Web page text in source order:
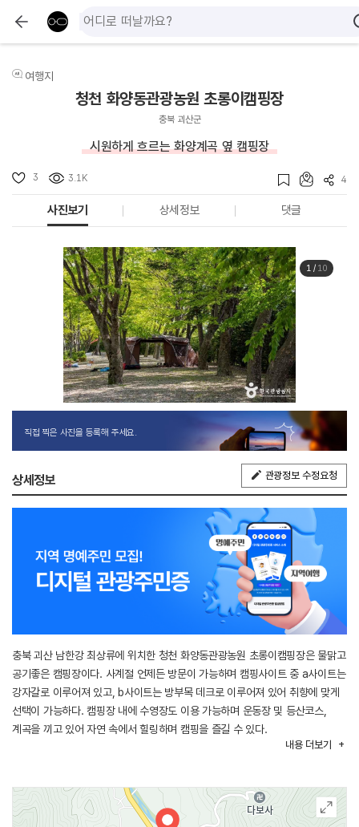
여행지
청천 화양동관광농원 초롱이캠핑장
충북 괴산군
시원하게 흐르는 화양계곡 옆 캠핑장
3 3.1K 4
사진보기 상세정보 댓글
1/ 10
직접 찍은 사진을 등록해 주세요.
상세정보 관광정보 수정요청
충북 괴산 남한강 최상류에 위치한 청천 화양동관광농원 초롱이캠핑장은 물맑고
공기좋은 캠핑장이다. 사계절 언제든 방문이 가능하며 캠핑사이트 중 a사이트는
강자갈로 이루어져 있고, b사이트는 방부목 데크로 이루어져 있어 취향에 맞게
선택이 가능하다. 캠핑장 내에 수영장도 이용 가능하며 운동장 및 등산코스,
계곡을 끼고 있어 자연 속에서 힐링하며 캠핑을 즐길 수 있다.
내용 더보기